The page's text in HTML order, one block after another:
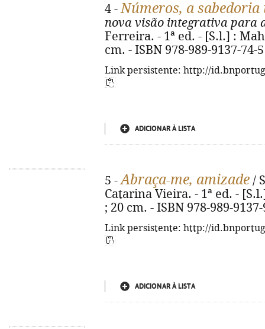
4 -Números, a
nova visão integrativa para
Ferreira. - 1ª ed. - [S.l.] :
cm. - ISBN 978-989-9137-74-5
Link persistente: http://
ADICIONAR À LISTA
5 -Abraça-me, amizade /
Catarina Vieira. - 1ª ed. -
; 20 cm. - ISBN 978-989-
Link persistente: http://
ADICIONAR À LISTA